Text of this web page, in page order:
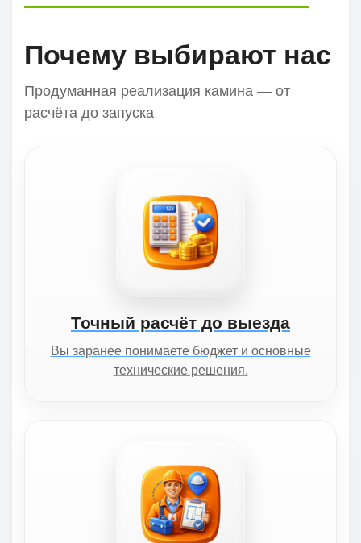
Почему выбирают нас
Продуманная реализация камина — от
расчёта до запуска
Точный расчёт до выезда
Вы заранее понимаете бюджет и основные
технические решения.